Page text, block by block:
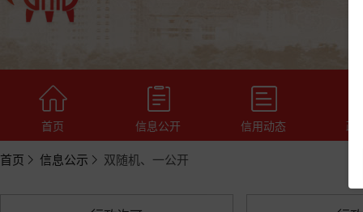
首页 信息公开 信用动态 政
首页 信息公示 双随机、一公开